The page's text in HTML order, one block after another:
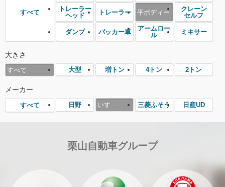
すべて
トレーラー
ヘッド
トレーラー 平ボディー
クレーン
セルフ
ダンプ パッカー車
アームロー
ル
ミキサー
大きさ
すべて 大型 増トン 4トン 2トン
メーカー
すべて 日野 いすゞ 三菱ふそう 日産UD
栗山自動車グループ